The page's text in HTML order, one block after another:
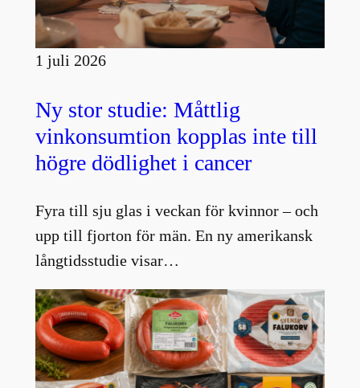
1 juli 2026
Ny stor studie: Måttlig
vinkonsumtion kopplas inte till
högre dödlighet i cancer
Fyra till sju glas i veckan för kvinnor – och
upp till fjorton för män. En ny amerikansk
långtidsstudie visar…